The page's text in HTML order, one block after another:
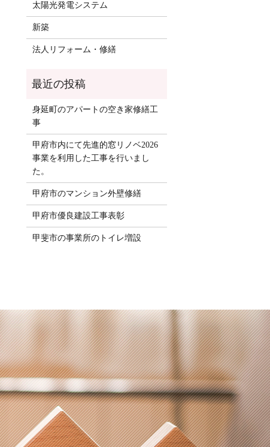
太陽光発電システム
新築
法人リフォーム・修繕
身延町のアパートの空き家修繕工
事
甲府市内にて先進的窓リノベ2026
事業を利用した工事を行いまし
た。
甲府市のマンション外壁修繕
甲府市優良建設工事表彰
甲斐市の事業所のトイレ増設